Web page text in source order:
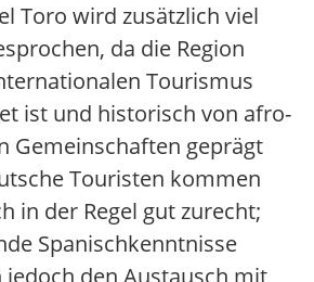
Toro wird zusätzlich viel
da die Region
Tourismus
ist und historisch von afro-
Gemeinschaften geprägt
Touristen kommen
in der Regel gut zurecht;
Spanischkenntnisse